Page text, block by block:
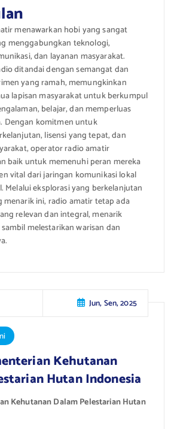
menawarkan hobi yang sangat
menggabungkan teknologi,
dan layanan masyarakat.
ditandai dengan semangat dan
yang ramah, memungkinkan
lapisan masyarakat untuk berkumpul
belajar, dan memperluas
Dengan komitmen untuk
lisensi yang tepat, dan
operator radio amatir
baik untuk memenuhi peran mereka
vital dari jaringan komunikasi lokal
Melalui eksplorasi yang berkelanjutan
menarik ini, radio amatir tetap ada
relevan dan integral, menarik
melestarikan warisan dan
Jun, Sen, 2025
Kehutanan
Hutan Indonesia
Kehutanan Dalam Pelestarian Hutan